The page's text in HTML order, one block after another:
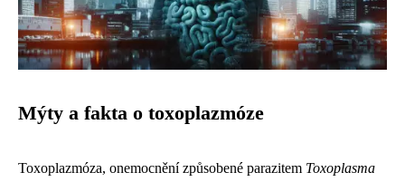
Mýty a fakta o toxoplazmóze
Toxoplazmóza, onemocnění způsobené parazitem Toxoplasma